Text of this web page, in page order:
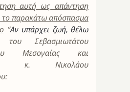
αυτή ως απάντηση
το παρακάτω απόσπασμα
“Αν υπάρχει ζωή, θέλω
Σεβασμιωτάτου
Μεσογαίας και
κ. Νικολάου